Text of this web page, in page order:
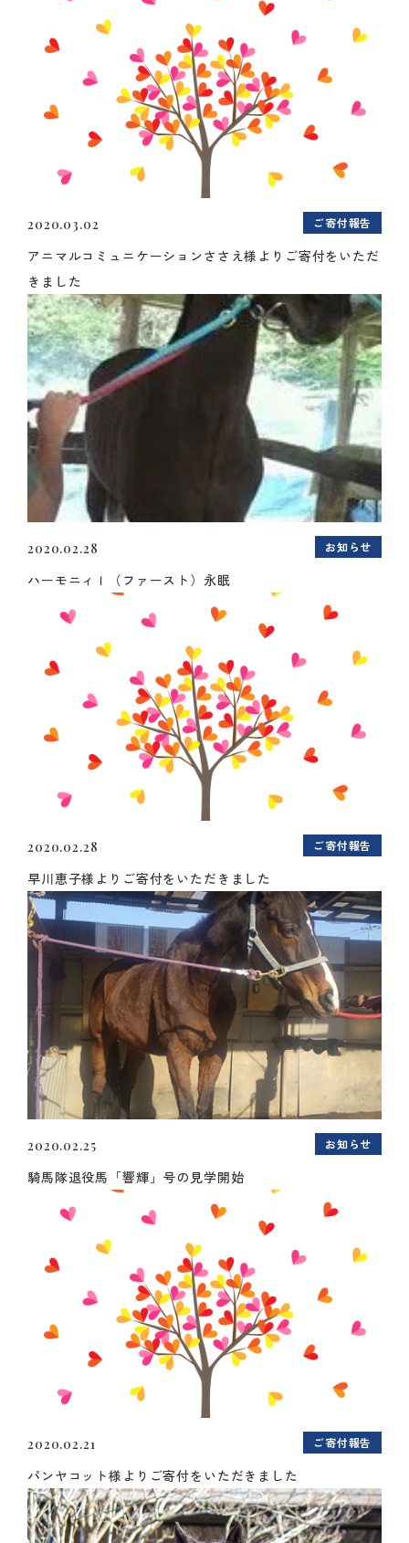
2020.03.02 ご寄付報告
アニマルコミュニケーションささえ様よりご寄付をいただ
きました
2020.02.28 お知らせ
ハーモニィＩ（ファースト）永眠
2020.02.28 ご寄付報告
早川恵子様よりご寄付をいただきました
2020.02.25 お知らせ
騎馬隊退役馬「響輝」号の見学開始
2020.02.21 ご寄付報告
パンヤコット様よりご寄付をいただきました